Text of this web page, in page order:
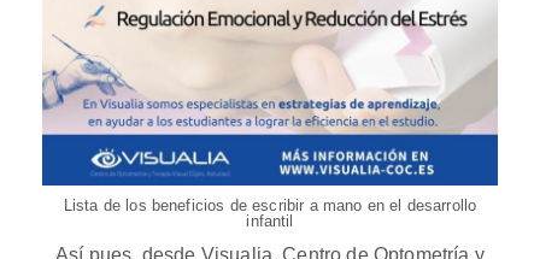
Lista de los beneficios de escribir a mano en el desarrollo
infantil
Así pues, desde Visualia, Centro de Optometría y